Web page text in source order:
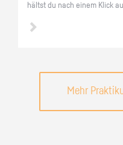
hältst du nach einem Klick
Mehr